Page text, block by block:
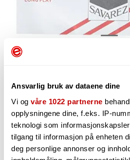
Ansvarlig bruk av dataene dine
Vi og våre 1022 partnerne
opplysningene dine, f.eks. IP-
teknologi som
tilgang til informasjon på enheten
deg personlige annonser og
+